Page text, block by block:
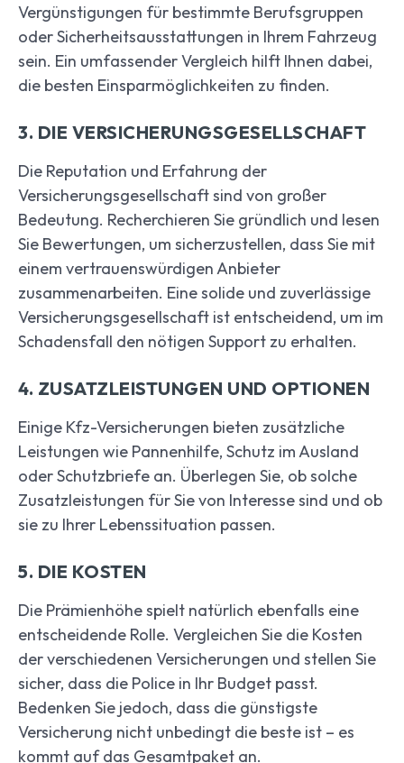
Vergünstigungen für bestimmte Berufsgruppen
oder Sicherheitsausstattungen in Ihrem Fahrzeug
sein. Ein umfassender Vergleich hilft Ihnen dabei,
die besten Einsparmöglichkeiten zu finden.
3. DIE VERSICHERUNGSGESELLSCHAFT
Die Reputation und Erfahrung der
Versicherungsgesellschaft sind von großer
Bedeutung. Recherchieren Sie gründlich und lesen
Sie Bewertungen, um sicherzustellen, dass Sie mit
einem vertrauenswürdigen Anbieter
zusammenarbeiten. Eine solide und zuverlässige
Versicherungsgesellschaft ist entscheidend, um im
Schadensfall den nötigen Support zu erhalten.
4. ZUSATZLEISTUNGEN UND OPTIONEN
Einige Kfz-Versicherungen bieten zusätzliche
Leistungen wie Pannenhilfe, Schutz im Ausland
oder Schutzbriefe an. Überlegen Sie, ob solche
Zusatzleistungen für Sie von Interesse sind und ob
sie zu Ihrer Lebenssituation passen.
5. DIE KOSTEN
Die Prämienhöhe spielt natürlich ebenfalls eine
entscheidende Rolle. Vergleichen Sie die Kosten
der verschiedenen Versicherungen und stellen Sie
sicher, dass die Police in Ihr Budget passt.
Bedenken Sie jedoch, dass die günstigste
Versicherung nicht unbedingt die beste ist – es
kommt auf das Gesamtpaket an.